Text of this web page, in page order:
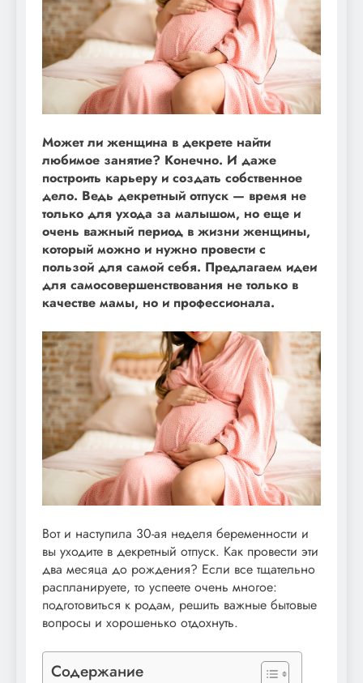
Может ли женщина в декрете найти
любимое занятие? Конечно. И даже
построить карьеру и создать собственное
дело. Ведь декретный отпуск — время не
только для ухода за малышом, но еще и
очень важный период в жизни женщины,
который можно и нужно провести с
пользой для самой себя. Предлагаем идеи
для самосовершенствования не только в
качестве мамы, но и профессионала.
Вот и наступила 30-ая неделя беременности и
вы уходите в декретный отпуск. Как провести эти
два месяца до рождения? Если все тщательно
распланируете, то успеете очень многое:
подготовиться к родам, решить важные бытовые
вопросы и хорошенько отдохнуть.
Содержание